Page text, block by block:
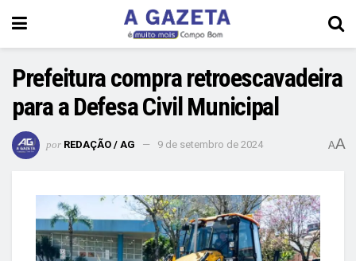
Prefeitura compra retroescavadeira
para a Defesa Civil Municipal
por REDAÇÃO / AG 9 de setembro de 2024 AA